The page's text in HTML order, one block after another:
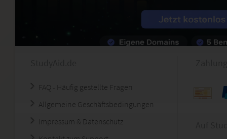
FAQ - Häufig gestellte Fragen
Allgemeine Geschäftsbedingungen
Impressum & Datenschutz